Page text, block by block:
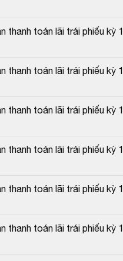
thanh toán lãi trái phiếu kỳ
thanh toán lãi trái phiếu kỳ
thanh toán lãi trái phiếu kỳ
thanh toán lãi trái phiếu kỳ
thanh toán lãi trái phiếu kỳ
thanh toán lãi trái phiếu kỳ